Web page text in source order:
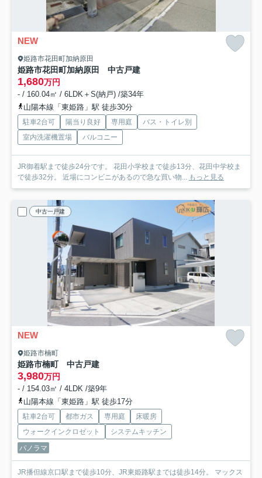
NEW
姫路市花田町加納原田
姫路市花田町加納原田 中古戸建
1,680万円
- / 160.04㎡ / 6LDK＋S(納戸) /築34年
山陽本線「東姫路」駅 徒歩30分
駐車2台可 陽当り良好 専用庭
バス・トイレ別
室内洗濯機置場
バルコニー
JR御着駅まで徒歩24分です。 花田小学校まで徒歩13分、花田中学校ま
で徒歩32分。 近場にコンビニがあるので急な買い物... もっと見る
中古一戸建
NEW
姫路市楠町
姫路市楠町 中古戸建
3,980万円
- / 154.03㎡ / 4LDK /築9年
山陽本線「東姫路」駅 徒歩17分
駐車2台可 都市ガス 専用庭
床暖房
ウォークインクロゼット
システムキッチン
パノラマ
JR播但線京口駅まで徒歩10分、JR東姫路駅までは徒歩14分。 マックス